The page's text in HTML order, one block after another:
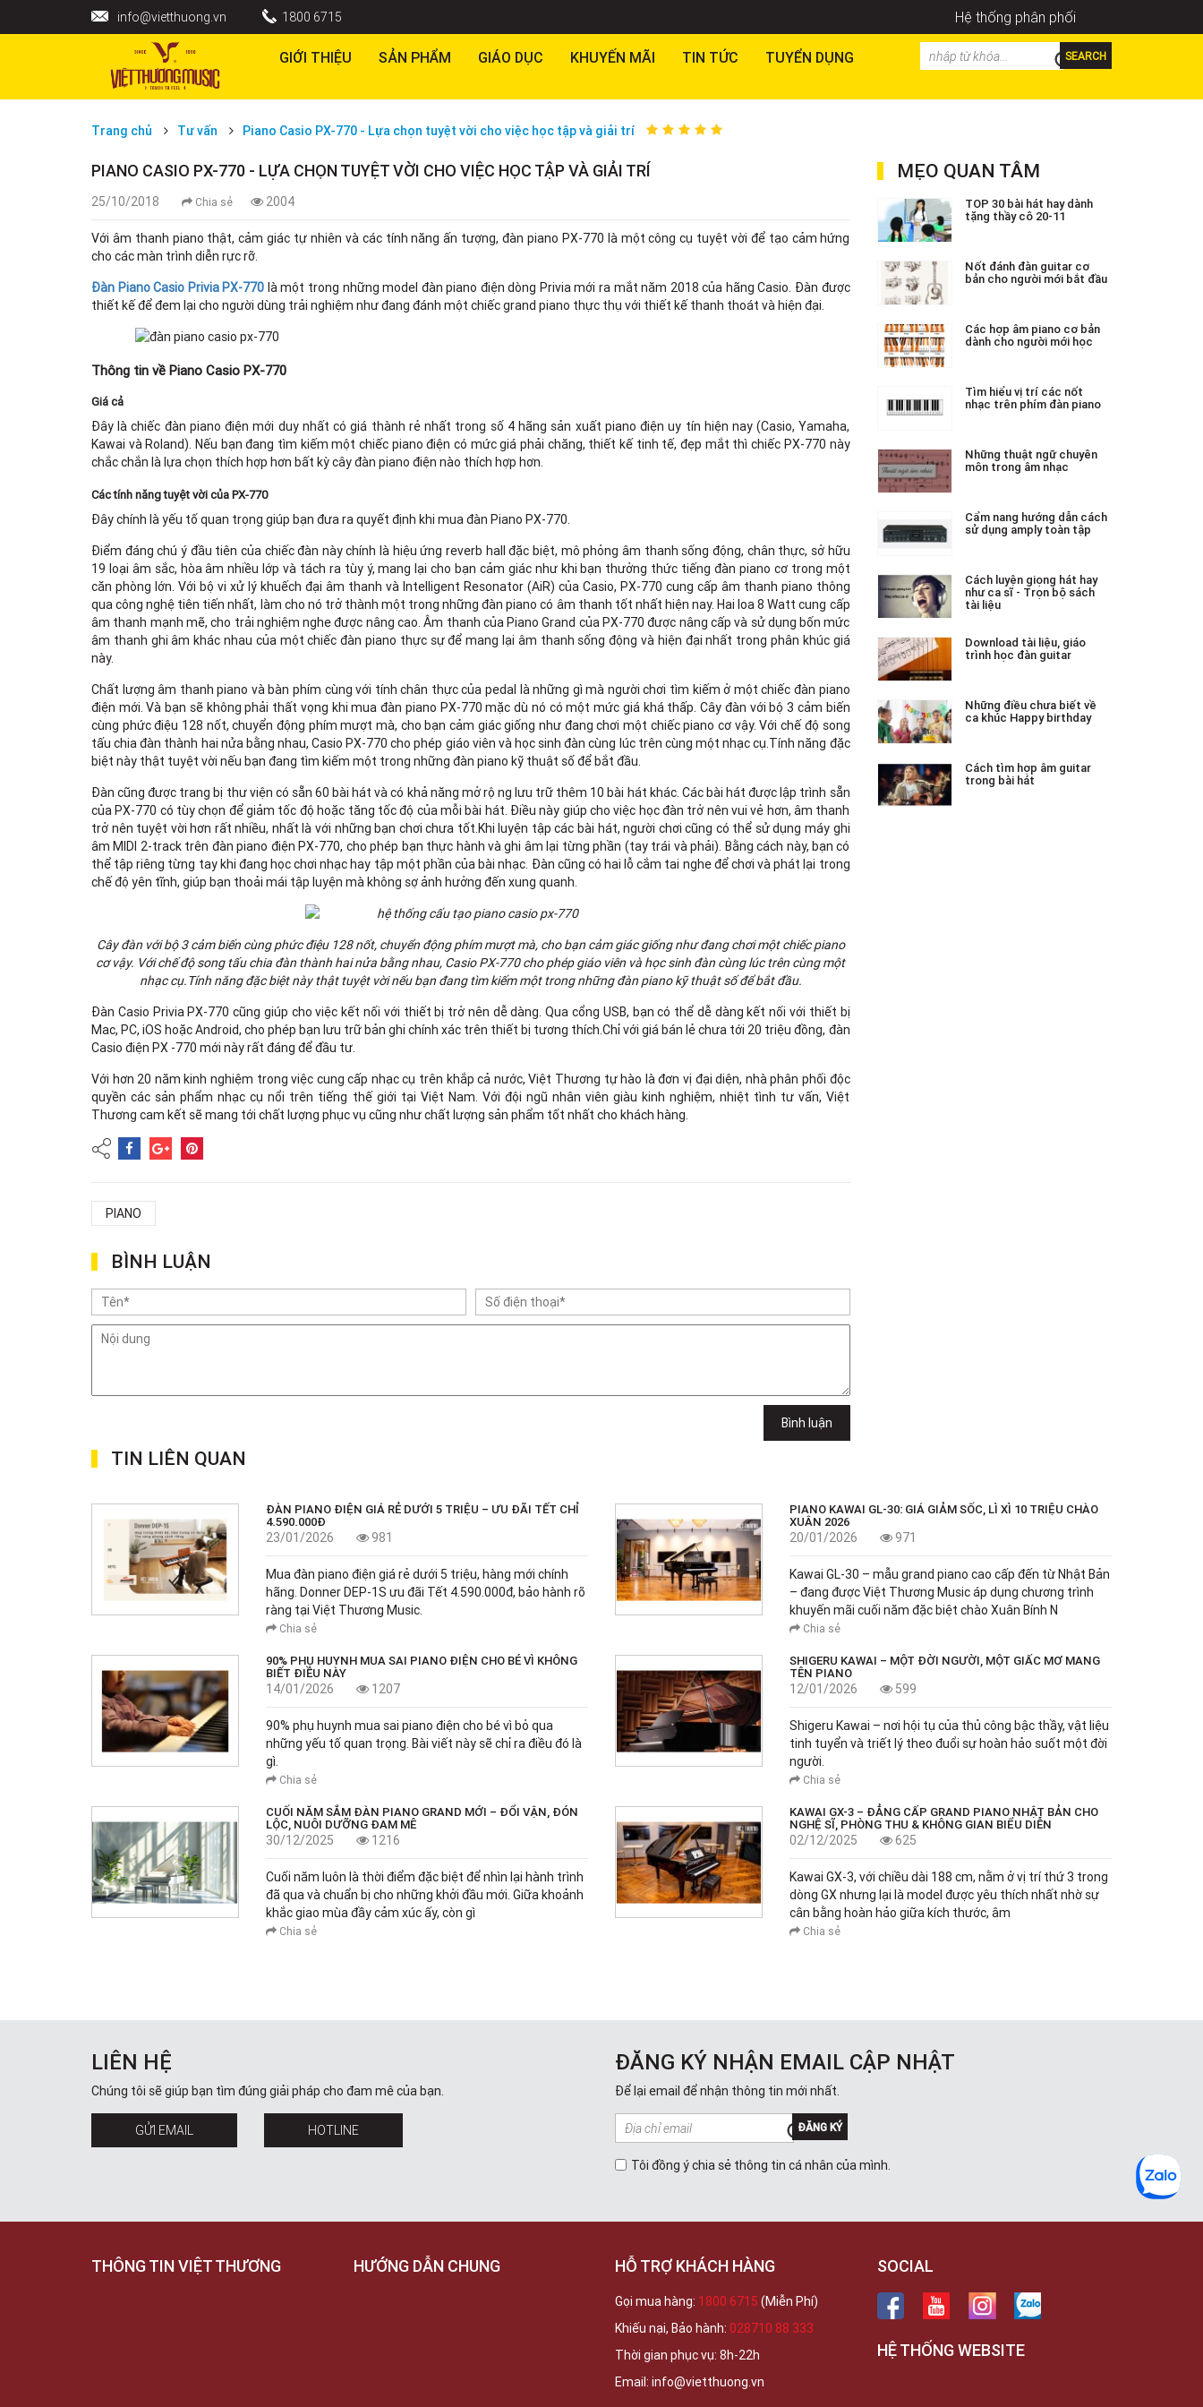
info@vietthuong.vn 1800 6715 Hệ thống phân phối
GIỚI THIỆU SẢN PHẨM GIÁO DỤC KHUYẾN MÃI TIN TỨC TUYỂN DỤNG SEARCH
Trang chủ Tư vấn Piano Casio PX-770 - Lựa chọn tuyệt vời cho việc học tập và giải trí
PIANO CASIO PX-770 - LỰA CHỌN TUYỆT VỜI CHO VIỆC HỌC TẬP VÀ GIẢI TRÍ
25/10/2018 Chia sẻ 2004
Với âm thanh piano thật, cảm giác tự nhiên và các tính năng ấn tượng, đàn piano PX-770 là một công cụ tuyệt vời để tạo cảm hứng
cho các màn trình diễn rực rỡ.
Đàn Piano Casio Privia PX-770 là một trong những model đàn piano điện dòng Privia mới ra mắt năm 2018 của hãng Casio. Đàn được
thiết kế để đem lại cho người dùng trải nghiệm như đang đánh một chiếc grand piano thực thụ với thiết kế thanh thoát và hiện đại.
Thông tin về Piano Casio PX-770
Giá cả
Đây là chiếc đàn piano điện mới duy nhất có giá thành rẻ nhất trong số 4 hãng sản xuất piano điện uy tín hiện nay (Casio, Yamaha,
Kawai và Roland). Nếu bạn đang tìm kiếm một chiếc piano điện có mức giá phải chăng, thiết kế tinh tế, đẹp mắt thì chiếc PX-770 này
chắc chắn là lựa chọn thích hợp hơn bất kỳ cây đàn piano điện nào thích hợp hơn.
Các tính năng tuyệt vời của PX-770
Đây chính là yếu tố quan trọng giúp bạn đưa ra quyết định khi mua đàn Piano PX-770.
Điểm đáng chú ý đầu tiên của chiếc đàn này chính là hiệu ứng reverb hall đặc biệt, mô phỏng âm thanh sống động, chân thực, sở hữu
19 loại âm sắc, hòa âm nhiều lớp và tách ra tùy ý, mang lại cho bạn cảm giác như khi bạn thưởng thức tiếng đàn piano cơ trong một
căn phòng lớn. Với bộ vi xử lý khuếch đại âm thanh và Intelligent Resonator (AiR) của Casio, PX-770 cung cấp âm thanh piano thông
qua công nghệ tiên tiến nhất, làm cho nó trở thành một trong những đàn piano có âm thanh tốt nhất hiện nay. Hai loa 8 Watt cung cấp
âm thanh mạnh mẽ, cho trải nghiệm nghe được nâng cao. Âm thanh của Piano Grand của PX-770 được nâng cấp và sử dụng bốn mức
âm thanh ghi âm khác nhau của một chiếc đàn piano thực sự để mang lại âm thanh sống động và hiện đại nhất trong phân khúc giá
này.
Chất lượng âm thanh piano và bàn phím cùng với tính chân thực của pedal là những gì mà người chơi tìm kiếm ở một chiếc đàn piano
điện mới. Và bạn sẽ không phải thất vọng khi mua đàn piano PX-770 mặc dù nó có một mức giá khá thấp. Cây đàn với bộ 3 cảm biến
cùng phức điệu 128 nốt, chuyển động phím mượt mà, cho bạn cảm giác giống như đang chơi một chiếc piano cơ vậy. Với chế độ song
tấu chia đàn thành hai nửa bằng nhau, Casio PX-770 cho phép giáo viên và học sinh đàn cùng lúc trên cùng một nhạc cụ.Tính năng đặc
biệt này thật tuyệt vời nếu bạn đang tìm kiếm một trong những đàn piano kỹ thuật số để bắt đầu.
Đàn cũng được trang bị thư viện có sẵn 60 bài hát và có khả năng mở rộng lưu trữ thêm 10 bài hát khác. Các bài hát được lập trình sẵn
của PX-770 có tùy chọn để giảm tốc độ hoặc tăng tốc độ của mỗi bài hát. Điều này giúp cho việc học đàn trở nên vui vẻ hơn, âm thanh
trở nên tuyệt vời hơn rất nhiều, nhất là với những bạn chơi chưa tốt.Khi luyện tập các bài hát, người chơi cũng có thể sử dụng máy ghi
âm MIDI 2-track trên đàn piano điện PX-770, cho phép bạn thực hành và ghi âm lại từng phần (tay trái và phải). Bằng cách này, bạn có
thể tập riêng từng tay khi đang học chơi nhạc hay tập một phần của bài nhạc. Đàn cũng có hai lỗ cắm tai nghe để chơi và phát lại trong
chế độ yên tĩnh, giúp bạn thoải mái tập luyện mà không sợ ảnh hưởng đến xung quanh.
Cây đàn với bộ 3 cảm biến cùng phức điệu 128 nốt, chuyển động phím mượt mà, cho bạn cảm giác giống như đang chơi một chiếc piano
cơ vậy. Với chế độ song tấu chia đàn thành hai nửa bằng nhau, Casio PX-770 cho phép giáo viên và học sinh đàn cùng lúc trên cùng một
nhạc cụ.Tính năng đặc biệt này thật tuyệt vời nếu bạn đang tìm kiếm một trong những đàn piano kỹ thuật số để bắt đầu.
Đàn Casio Privia PX-770 cũng giúp cho việc kết nối với thiết bị trở nên dễ dàng. Qua cổng USB, bạn có thể dễ dàng kết nối với thiết bị
Mac, PC, iOS hoặc Android, cho phép bạn lưu trữ bản ghi chính xác trên thiết bị tương thích.Chỉ với giá bán lẻ chưa tới 20 triệu đồng, đàn
Casio điện PX -770 mới này rất đáng để đầu tư.
Với hơn 20 năm kinh nghiệm trong việc cung cấp nhạc cụ trên khắp cả nước, Việt Thương tự hào là đơn vị đại diện, nhà phân phối độc
quyền các sản phẩm nhạc cụ nổi trên tiếng thế giới tại Việt Nam. Với đội ngũ nhân viên giàu kinh nghiệm, nhiệt tình tư vấn, Việt
Thương cam kết sẽ mang tới chất lượng phục vụ cũng như chất lượng sản phẩm tốt nhất cho khách hàng.
PIANO
BÌNH LUẬN
Bình luận
MẸO QUAN TÂM
TOP 30 bài hát hay dành
tặng thầy cô 20-11
Nốt đánh đàn guitar cơ
bản cho người mới bắt đầu
Các hợp âm piano cơ bản
dành cho người mới học
Tìm hiểu vị trí các nốt
nhạc trên phím đàn piano
Những thuật ngữ chuyên
môn trong âm nhạc
Cẩm nang hướng dẫn cách
sử dụng amply toàn tập
Cách luyện giọng hát hay
như ca sĩ - Trọn bộ sách
tài liệu
Download tài liệu, giáo
trình học đàn guitar
Những điều chưa biết về
ca khúc Happy birthday
Cách tìm hợp âm guitar
trong bài hát
TIN LIÊN QUAN
ĐÀN PIANO ĐIỆN GIÁ RẺ DƯỚI 5 TRIỆU – ƯU ĐÃI TẾT CHỈ
4.590.000Đ
23/01/2026 981
Mua đàn piano điện giá rẻ dưới 5 triệu, hàng mới chính
hãng. Donner DEP-1S ưu đãi Tết 4.590.000đ, bảo hành rõ
ràng tại Việt Thương Music.
Chia sẻ
PIANO KAWAI GL-30: GIÁ GIẢM SỐC, LÌ XÌ 10 TRIỆU CHÀO
XUÂN 2026
20/01/2026 971
Kawai GL-30 – mẫu grand piano cao cấp đến từ Nhật Bản
– đang được Việt Thương Music áp dụng chương trình
khuyến mãi cuối năm đặc biệt chào Xuân Bính N
Chia sẻ
90% PHỤ HUYNH MUA SAI PIANO ĐIỆN CHO BÉ VÌ KHÔNG
BIẾT ĐIỀU NÀY
14/01/2026 1207
90% phụ huynh mua sai piano điện cho bé vì bỏ qua
những yếu tố quan trọng. Bài viết này sẽ chỉ ra điều đó là
gì.
Chia sẻ
SHIGERU KAWAI – MỘT ĐỜI NGƯỜI, MỘT GIẤC MƠ MANG
TÊN PIANO
12/01/2026 599
Shigeru Kawai – nơi hội tụ của thủ công bậc thầy, vật liệu
tinh tuyển và triết lý theo đuổi sự hoàn hảo suốt một đời
người.
Chia sẻ
CUỐI NĂM SẮM ĐÀN PIANO GRAND MỚI – ĐỔI VẬN, ĐÓN
LỘC, NUÔI DƯỠNG ĐAM MÊ
30/12/2025 1216
Cuối năm luôn là thời điểm đặc biệt để nhìn lại hành trình
đã qua và chuẩn bị cho những khởi đầu mới. Giữa khoảnh
khắc giao mùa đầy cảm xúc ấy, còn gì
Chia sẻ
KAWAI GX-3 – ĐẲNG CẤP GRAND PIANO NHẬT BẢN CHO
NGHỆ SĨ, PHÒNG THU & KHÔNG GIAN BIỂU DIỄN
02/12/2025 625
Kawai GX-3, với chiều dài 188 cm, nằm ở vị trí thứ 3 trong
dòng GX nhưng lại là model được yêu thích nhất nhờ sự
cân bằng hoàn hảo giữa kích thước, âm
Chia sẻ
LIÊN HỆ
Chúng tôi sẽ giúp bạn tìm đúng giải pháp cho đam mê của bạn.
GỬI EMAIL HOTLINE
ĐĂNG KÝ NHẬN EMAIL CẬP NHẬT
Để lại email để nhận thông tin mới nhất.
ĐĂNG KÝ
Tôi đồng ý chia sẻ thông tin cá nhân của mình.
THÔNG TIN VIỆT THƯƠNG HƯỚNG DẪN CHUNG HỖ TRỢ KHÁCH HÀNG
Gọi mua hàng: 1800 6715 (Miễn Phí)
Khiếu nại, Bảo hành: 028710 88 333
Thời gian phục vụ: 8h-22h
Email: info@vietthuong.vn
SOCIAL
HỆ THỐNG WEBSITE